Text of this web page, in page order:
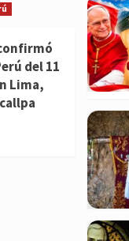
del 11
Lima,